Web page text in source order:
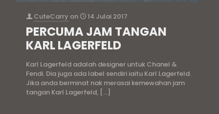
CuteCarry on 14 Julai 2017
PERCUMA JAM TANGAN
KARL LAGERFELD
Karl Lagerfeld adalah designer untuk Chanel &
Fendi. Dia juga ada label sendiri iaitu Karl Lagerfeld.
Jika anda berminat nak merasai kemewahan jam
tangan Karl Lagerfeld, […]